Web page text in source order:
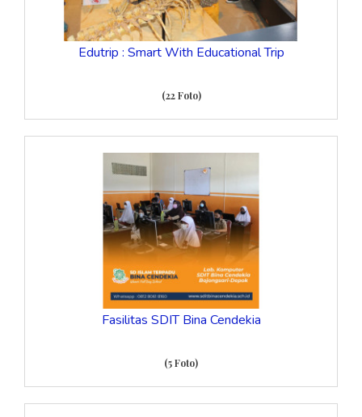
Edutrip : Smart With Educational Trip
(22 Foto)
Fasilitas SDIT Bina Cendekia
(5 Foto)